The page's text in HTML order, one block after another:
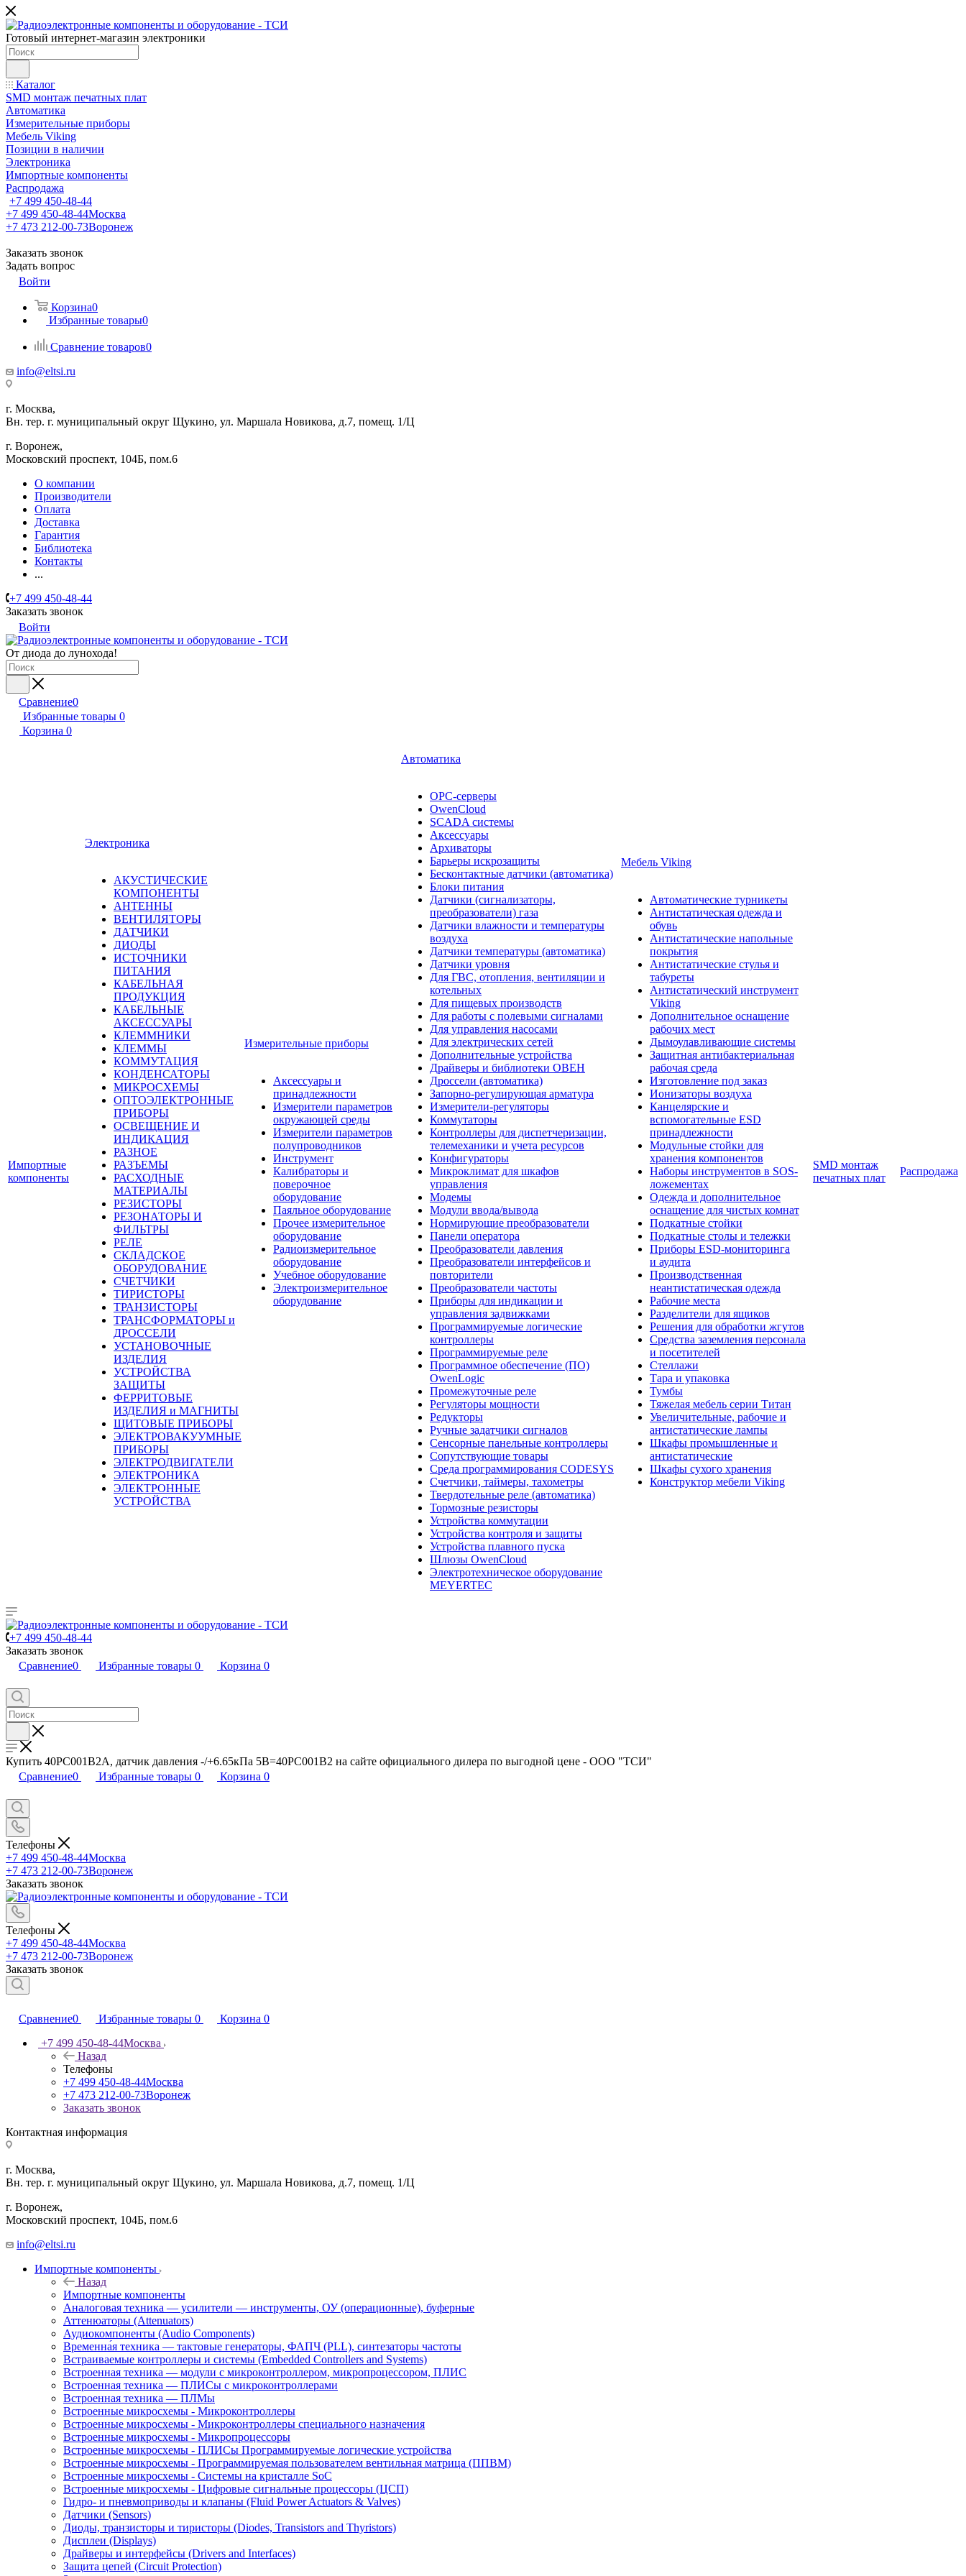
Готовый интернет-магазин электроники
Каталог
SMD монтаж печатных плат
Автоматика
Измерительные приборы
Мебель Viking
Позиции в наличии
Электроника
Импортные компоненты
Распродажа
+7 499 450-48-44
+7 499 450-48-44Москва
+7 473 212-00-73Воронеж
Заказать звонок
Задать вопрос
Войти
Корзина0
Избранные товары0
Сравнение товаров0
info@eltsi.ru
г. Москва,
Вн. тер. г. муниципальный округ Щукино, ул. Маршала Новикова, д.7, помещ. 1/Ц
г. Воронеж,
​Московский проспект, 104Б, пом.6
О компании
Производители
Оплата
Доставка
Гарантия
Библиотека
Контакты
...
+7 499 450-48-44
Заказать звонок
Войти
От диода до лунохода!
Сравнение0
Избранные товары 0
Корзина 0
Импортные
компоненты
Электроника
АКУСТИЧЕСКИЕ
КОМПОНЕНТЫ
АНТЕННЫ
ВЕНТИЛЯТОРЫ
ДАТЧИКИ
ДИОДЫ
ИСТОЧНИКИ
ПИТАНИЯ
КАБЕЛЬНАЯ
ПРОДУКЦИЯ
КАБЕЛЬНЫЕ
АКСЕССУАРЫ
КЛЕММНИКИ
КЛЕММЫ
КОММУТАЦИЯ
КОНДЕНСАТОРЫ
МИКРОСХЕМЫ
ОПТОЭЛЕКТРОННЫЕ
ПРИБОРЫ
ОСВЕЩЕНИЕ И
ИНДИКАЦИЯ
РАЗНОЕ
РАЗЪЕМЫ
РАСХОДНЫЕ
МАТЕРИАЛЫ
РЕЗИСТОРЫ
РЕЗОНАТОРЫ И
ФИЛЬТРЫ
РЕЛЕ
СКЛАДСКОЕ
ОБОРУДОВАНИЕ
СЧЕТЧИКИ
ТИРИСТОРЫ
ТРАНЗИСТОРЫ
ТРАНСФОРМАТОРЫ и
ДРОССЕЛИ
УСТАНОВОЧНЫЕ
ИЗДЕЛИЯ
УСТРОЙСТВА
ЗАЩИТЫ
ФЕРРИТОВЫЕ
ИЗДЕЛИЯ и МАГНИТЫ
ЩИТОВЫЕ ПРИБОРЫ
ЭЛЕКТРОВАКУУМНЫЕ
ПРИБОРЫ
ЭЛЕКТРОДВИГАТЕЛИ
ЭЛЕКТРОНИКА
ЭЛЕКТРОННЫЕ
УСТРОЙСТВА
Измерительные приборы
Аксессуары и
принадлежности
Измерители параметров
окружающей среды
Измерители параметров
полупроводников
Инструмент
Калибраторы и
поверочное
оборудование
Паяльное оборудование
Прочее измерительное
оборудование
Радиоизмерительное
оборудование
Учебное оборудование
Электроизмерительное
оборудование
Автоматика
OPC-серверы
OwenCloud
SCADA системы
Аксессуары
Архиваторы
Барьеры искрозащиты
Бесконтактные датчики (автоматика)
Блоки питания
Датчики (сигнализаторы,
преобразователи) газа
Датчики влажности и температуры
воздуха
Датчики температуры (автоматика)
Датчики уровня
Для ГВС, отопления, вентиляции и
котельных
Для пищевых производств
Для работы с полевыми сигналами
Для управления насосами
Для электрических сетей
Дополнительные устройства
Драйверы и библиотеки ОВЕН
Дроссели (автоматика)
Запорно-регулирующая арматура
Измерители-регуляторы
Коммутаторы
Контроллеры для диспетчеризации,
телемеханики и учета ресурсов
Конфигураторы
Микроклимат для шкафов
управления
Модемы
Модули ввода/вывода
Нормирующие преобразователи
Панели оператора
Преобразователи давления
Преобразователи интерфейсов и
повторители
Преобразователи частоты
Приборы для индикации и
управления задвижками
Программируемые логические
контроллеры
Программируемые реле
Программное обеспечение (ПО)
OwenLogic
Промежуточные реле
Регуляторы мощности
Редукторы
Ручные задатчики сигналов
Сенсорные панельные контроллеры
Сопутствующие товары
Среда программирования CODESYS
Счетчики, таймеры, тахометры
Твердотельные реле (автоматика)
Тормозные резисторы
Устройства коммутации
Устройства контроля и защиты
Устройства плавного пуска
Шлюзы OwenCloud
Электротехническое оборудование
MEYERTEC
Мебель Viking
Автоматические турникеты
Антистатическая одежда и
обувь
Антистатические напольные
покрытия
Антистатические стулья и
табуреты
Антистатический инструмент
Viking
Дополнительное оснащение
рабочих мест
Дымоулавливающие системы
Защитная антибактериальная
рабочая среда
Изготовление под заказ
Ионизаторы воздуха
Канцелярские и
вспомогательные ESD
принадлежности
Модульные стойки для
хранения компонентов
Наборы инструментов в SOS-
ложементах
Одежда и дополнительное
оснащение для чистых комнат
Подкатные стойки
Подкатные столы и тележки
Приборы ESD-мониторинга
и аудита
Производственная
неантистатическая одежда
Рабочие места
Разделители для ящиков
Решения для обработки жгутов
Средства заземления персонала
и посетителей
Стеллажи
Тара и упаковка
Тумбы
Тяжелая мебель серии Титан
Увеличительные, рабочие и
антистатические лампы
Шкафы промышленные и
антистатические
Шкафы сухого хранения
Конструктор мебели Viking
SMD монтаж
печатных плат
Распродажа
+7 499 450-48-44
Заказать звонок
Сравнение0 Избранные товары 0 Корзина 0
Купить 40PC001B2A, датчик давления -/+6.65кПа 5В=40PC001B2 на сайте официального дилера по выгодной цене - ООО "ТСИ"
Сравнение0 Избранные товары 0 Корзина 0
Телефоны
+7 499 450-48-44Москва
+7 473 212-00-73Воронеж
Заказать звонок
Телефоны
+7 499 450-48-44Москва
+7 473 212-00-73Воронеж
Заказать звонок
Сравнение0 Избранные товары 0 Корзина 0
+7 499 450-48-44Москва
Назад
Телефоны
+7 499 450-48-44Москва
+7 473 212-00-73Воронеж
Заказать звонок
Контактная информация
г. Москва,
Вн. тер. г. муниципальный округ Щукино, ул. Маршала Новикова, д.7, помещ. 1/Ц
г. Воронеж,
​Московский проспект, 104Б, пом.6
info@eltsi.ru
Импортные компоненты
Назад
Импортные компоненты
Аналоговая техника — усилители — инструменты, ОУ (операционные), буферные
Аттенюаторы (Attenuators)
Аудиокомпоненты (Audio Components)
Временна́я техника — тактовые генераторы, ФАПЧ (PLL), синтезаторы частоты
Встраиваемые контроллеры и системы (Embedded Controllers and Systems)
Встроенная техника — модули с микроконтроллером, микропроцессором, ПЛИС
Встроенная техника — ПЛИСы с микроконтроллерами
Встроенная техника — ПЛМы
Встроенные микросхемы - Микроконтроллеры
Встроенные микросхемы - Микроконтроллеры специального назначения
Встроенные микросхемы - Микропроцессоры
Встроенные микросхемы - ПЛИСы Программируемые логические устройства
Встроенные микросхемы - Программируемая пользователем вентильная матрица (ППВМ)
Встроенные микросхемы - Системы на кристалле SoC
Встроенные микросхемы - Цифровые сигнальные процессоры (ЦСП)
Гидро- и пневмоприводы и клапаны (Fluid Power Actuators & Valves)
Датчики (Sensors)
Диоды, транзисторы и тиристоры (Diodes, Transistors and Thyristors)
Дисплеи (Displays)
Драйверы и интерфейсы (Drivers and Interfaces)
Защита цепей (Circuit Protection)